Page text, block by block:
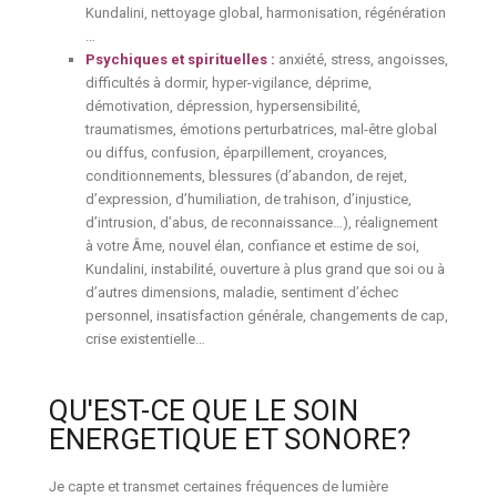
Kundalini, nettoyage global, harmonisation, régénération
…
Psychiques et spirituelles : anxiété, stress, angoisses,
difficultés à dormir, hyper-vigilance, déprime,
démotivation, dépression, hypersensibilité,
traumatismes, émotions perturbatrices, mal-être global
ou diffus, confusion, éparpillement, croyances,
conditionnements, blessures (d’abandon, de rejet,
d’expression, d’humiliation, de trahison, d’injustice,
d’intrusion, d’abus, de reconnaissance…), réalignement
à votre Âme, nouvel élan, confiance et estime de soi,
Kundalini, instabilité, ouverture à plus grand que soi ou à
d’autres dimensions, maladie, sentiment d’échec
personnel, insatisfaction générale, changements de cap,
crise existentielle…
QU'EST-CE QUE LE SOIN
ENERGETIQUE ET SONORE?
Je capte et transmet certaines fréquences de lumière